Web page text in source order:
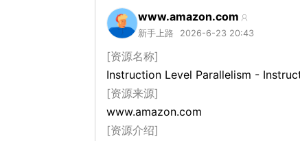
www.amazon.com
新手上路 2026-6-23 20:43
[资源名称]
Instruction Level Parallelism -
[资源来源]
www.amazon.com
[资源介绍]